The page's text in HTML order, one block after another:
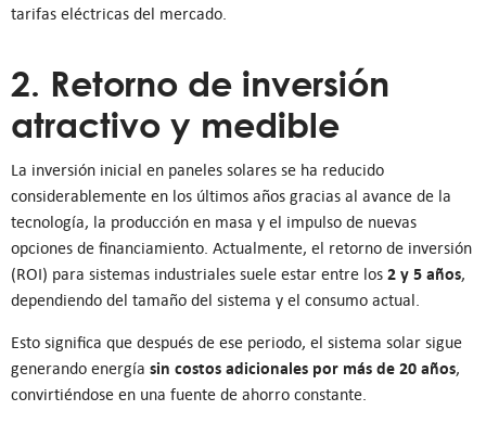
tarifas eléctricas del mercado.
2. Retorno de inversión
atractivo y medible
La inversión inicial en paneles solares se ha reducido
considerablemente en los últimos años gracias al avance de la
tecnología, la producción en masa y el impulso de nuevas
opciones de financiamiento. Actualmente, el retorno de inversión
(ROI) para sistemas industriales suele estar entre los 2 y 5 años,
dependiendo del tamaño del sistema y el consumo actual.
Esto significa que después de ese periodo, el sistema solar sigue
generando energía sin costos adicionales por más de 20 años,
convirtiéndose en una fuente de ahorro constante.